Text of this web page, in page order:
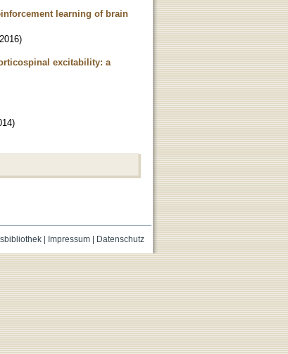
learning of brain
2016)
excitability: a
)
| Impressum| Datenschutz